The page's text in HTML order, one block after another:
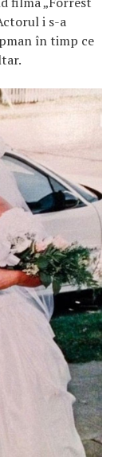
i s-a
în timp ce